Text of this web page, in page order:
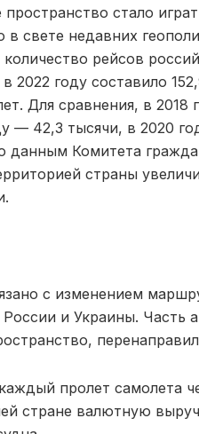
пространство стало
в свете недавних
рейсов
2022 году составило
Для сравнения, в 2018
— 42,3 тысячи, в 2020
данным Комитета
страны
с изменением
и Украины. Часть
пролет самолета
стране валютную